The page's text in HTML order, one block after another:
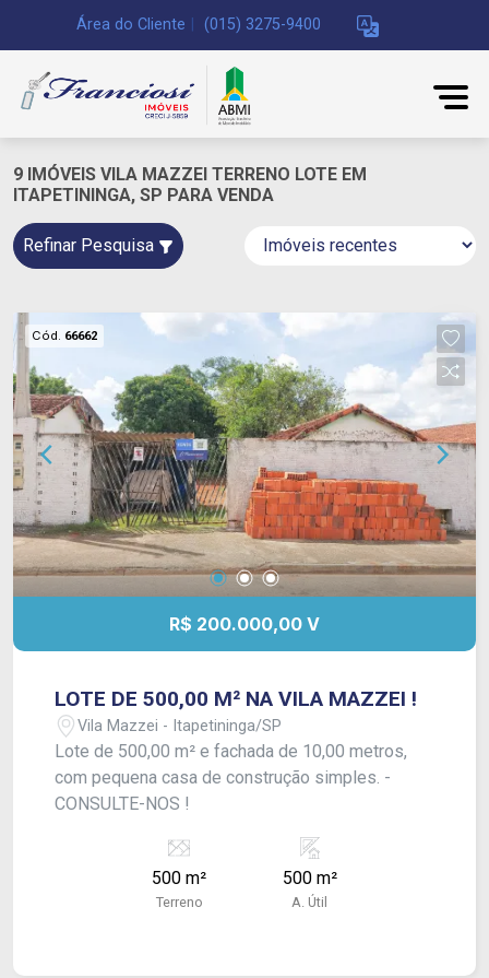
Área do Cliente (015) 3275-9400
9 IMÓVEIS VILA MAZZEI TERRENO LOTE EM
ITAPETININGA, SP PARA VENDA
Refinar Pesquisa
Cód. 66662
R$ 200.000,00 V
LOTE DE 500,00 M² NA VILA MAZZEI !
Vila Mazzei - Itapetininga/SP
Lote de 500,00 m² e fachada de 10,00 metros,
com pequena casa de construção simples. -
CONSULTE-NOS !
500 m²
Terreno
500 m²
A. Útil